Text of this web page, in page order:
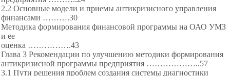
2.2 Основные модели и приемы антикризисного управления
финансами ……….30
Методика формирования финансовой программы на ОАО УМЗ
и ее
оценка …………….43
Глава 3 Рекомендации по улучшению методики формирования
антикризисной программы предприятия ………………..57
3.1 Пути решения проблем создания системы диагностики